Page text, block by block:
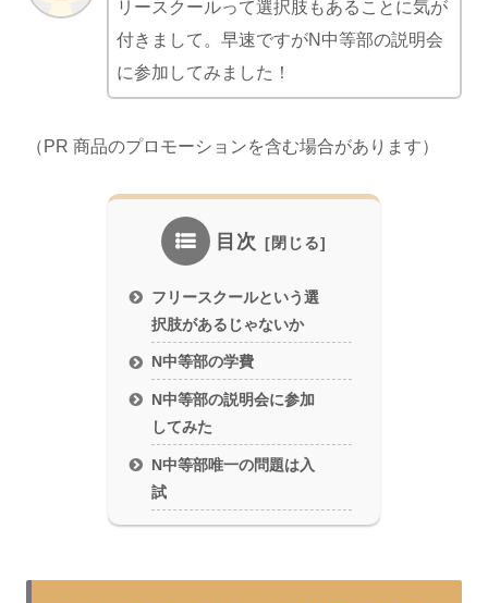
リースクールって選択肢もあることに気が
付きまして。早速ですがN中等部の説明会
に参加してみました！
（PR 商品のプロモーションを含む場合があります）
目次
フリースクールという選
択肢があるじゃないか
N中等部の学費
N中等部の説明会に参加
してみた
N中等部唯一の問題は入
試